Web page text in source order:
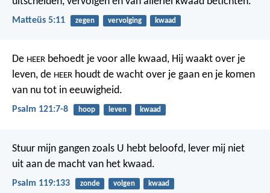
Matteüs 5:11 zegen vervolging kwaad
De HEER behoedt je voor alle kwaad, Hij waakt over je
leven, de HEER houdt de wacht over je gaan en je komen
van nu tot in eeuwigheid.
Psalm 121:7-8 hoop leven kwaad
Stuur mijn gangen zoals U hebt beloofd, lever mij niet
uit aan de macht van het kwaad.
Psalm 119:133 zonde volgen kwaad